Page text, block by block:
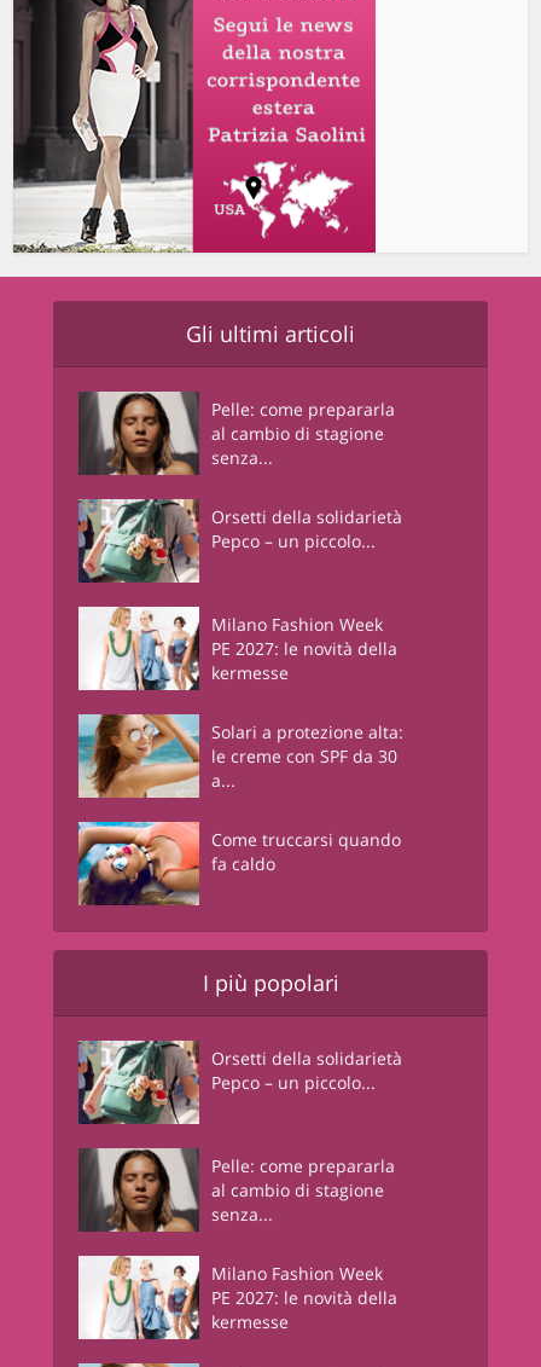
Gli ultimi articoli
Pelle: come prepararla
al cambio di stagione
senza...
Orsetti della solidarietà
Pepco – un piccolo...
Milano Fashion Week
PE 2027: le novità della
kermesse
Solari a protezione alta:
le creme con SPF da 30
a...
Come truccarsi quando
fa caldo
I più popolari
Orsetti della solidarietà
Pepco – un piccolo...
Pelle: come prepararla
al cambio di stagione
senza...
Milano Fashion Week
PE 2027: le novità della
kermesse